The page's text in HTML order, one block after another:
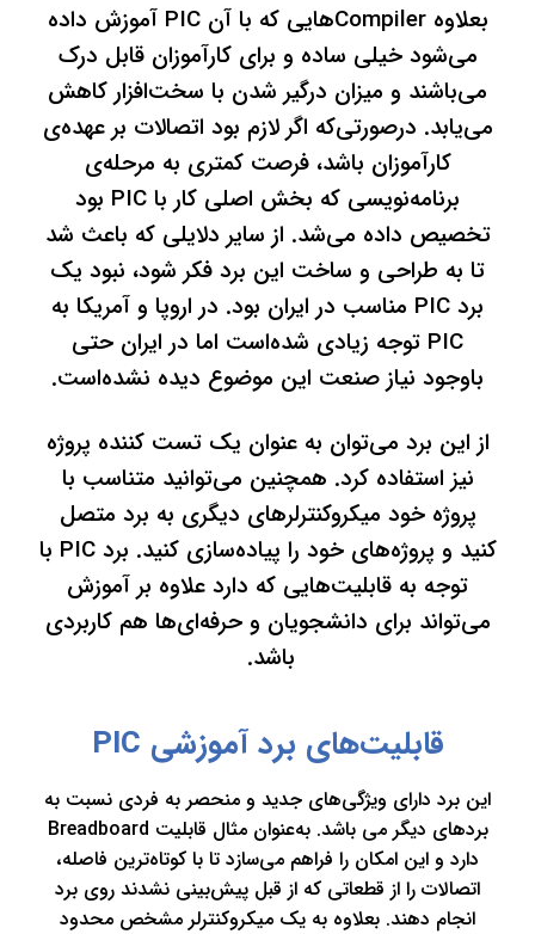
بعلاوه Compilerهایی که با آن PIC آموزش داده
می‌شود خیلی ساده و برای کارآموزان قابل درک
می‌باشند و میزان درگیر شدن با سخت‌افزار کاهش
می‌یابد. درصورتی‌که اگر لازم بود اتصالات بر عهده‌ی
کارآموزان باشد، فرصت کمتری به مرحله‌ی
برنامه‌نویسی که بخش اصلی کار با PIC بود
تخصیص داده می‌شد. از سایر دلایلی که باعث شد
تا به طراحی و ساخت این برد فکر شود، نبود یک
برد PIC مناسب در ایران بود. در اروپا و آمریکا به
PIC توجه زیادی شده‌است اما در ایران حتی
باوجود نیاز صنعت این موضوع دیده نشده‌است.
از این برد می‌توان به عنوان یک تست کننده پروژه
نیز استفاده کرد. همچنین می‌توانید متناسب با
پروژه خود میکرو‌کنترلرهای دیگری به برد متصل
کنید و پروژه‌های خود را پیاده‌سازی کنید. برد PIC با
توجه به قابلیت‌هایی که دارد علاوه بر آموزش
می‌تواند برای دانشجویان و حرفه‌ای‌ها هم کاربردی
باشد.
قابلیت‌های برد آموزشی PIC
این برد دارای ویژگی‌های جدید و منحصر به فردی نسبت به
بردهای دیگر می باشد. به‌عنوان‌ مثال قابلیت Breadboard
دارد و این امکان را فراهم می‌سازد تا با کوتاه‌ترین فاصله،
اتصالات را از قطعاتی که از قبل پیش‌بینی نشدند روی برد
انجام دهند. بعلاوه به یک میکروکنترلر مشخص محدود